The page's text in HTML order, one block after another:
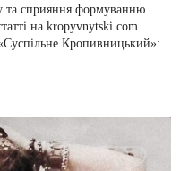
та сприяння формуванню
на kropyvnytski.com
«Суспільне Кропивницький»: